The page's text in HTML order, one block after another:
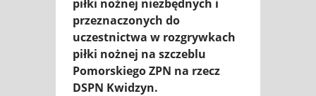
piłki nożnej niezbędnych i
przeznaczonych do
uczestnictwa w rozgrywkach
piłki nożnej na szczeblu
Pomorskiego ZPN na rzecz
DSPN Kwidzyn.